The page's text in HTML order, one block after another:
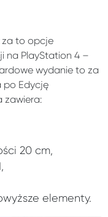
za to opcje
na PlayStation 4 –
wydanie to za
po Edycję
zawiera:
20 cm,
elementy.